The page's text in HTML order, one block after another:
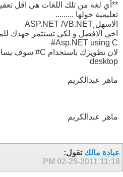
**أي لغة من تلك اللغات هي اقل
تعليمية حولها .........
الاسهل ٍASP.NET /VB.NET
اخي الافضل و لكي تستثمر جهدك
Asp.NET using C#
desktop
ماهر عبدالكريم
ماهر عبدالكريم
عبادة مالك تقول:
02-25-2011 11:18 PM